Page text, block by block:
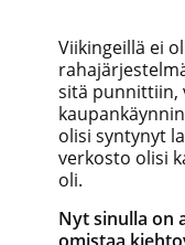
Viikingeillä ei
sitä punnittiin,
olisi syntynyt
verkosto olisi
oli.
Nyt sinulla on